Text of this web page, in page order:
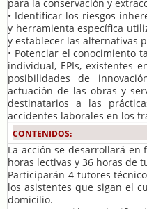
para la conservación y
• Identificar los riesgos
y herramienta específica
y establecer las alternativas
• Potenciar el conocimiento
individual, EPIs, existentes
posibilidades de
actuación de las obras y
destinatarios a las
accidentes laborales en los
CONTENIDOS:
La acción se desarrollará
horas lectivas y 36 horas de
Participarán 4 tutores
los asistentes que sigan el
domicilio.